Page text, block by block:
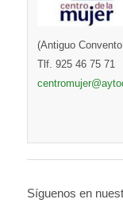
(Antiguo
Tlf. 925 46 75 71
Síguenos en